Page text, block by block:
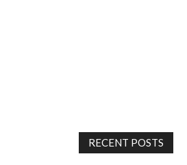
RECENT POSTS